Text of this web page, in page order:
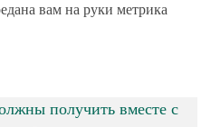
вам на руки метрика
получить вместе с